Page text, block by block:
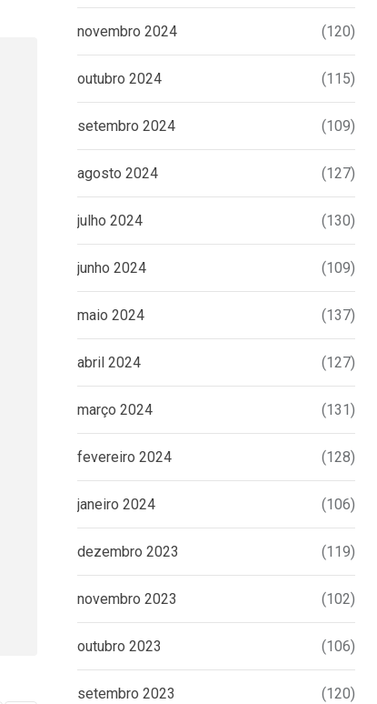
novembro 2024 (120)
outubro 2024 (115)
setembro 2024 (109)
agosto 2024 (127)
julho 2024 (130)
junho 2024 (109)
maio 2024 (137)
abril 2024 (127)
março 2024 (131)
fevereiro 2024 (128)
janeiro 2024 (106)
dezembro 2023 (119)
novembro 2023 (102)
outubro 2023 (106)
setembro 2023 (120)